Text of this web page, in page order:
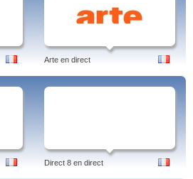
Arte en direct
Direct 8 en direct